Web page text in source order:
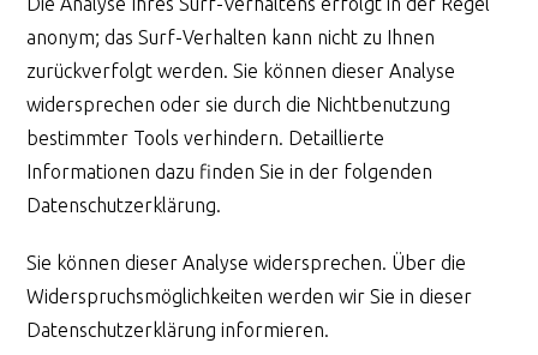
anonym; das Surf-Verhalten kann nicht zu Ihnen
zurückverfolgt werden. Sie können dieser Analyse
widersprechen oder sie durch die Nichtbenutzung
bestimmter Tools verhindern. Detaillierte
Informationen dazu finden Sie in der folgenden
Datenschutzerklärung.
Sie können dieser Analyse widersprechen. Über die
Widerspruchsmöglichkeiten werden wir Sie in dieser
Datenschutzerklärung informieren.